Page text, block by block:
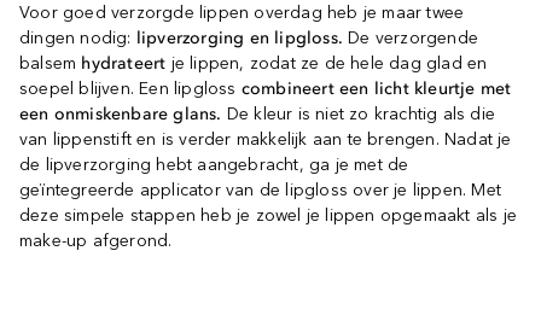
Voor goed verzorgde lippen overdag heb je maar twee
dingen nodig: lipverzorging en lipgloss.De verzorgende
balsem hydrateert je lippen, zodat ze de hele dag glad en
soepel blijven. Een lipgloss combineert een licht kleurtje met
een onmiskenbare glans. De kleur is niet zo krachtig als die
van lippenstift en is verder makkelijk aan te brengen. Nadat je
de lipverzorging hebt aangebracht, ga je met de
geïntegreerde applicator van de lipgloss over je lippen. Met
deze simpele stappen heb je zowel je lippen opgemaakt als je
make-up afgerond.